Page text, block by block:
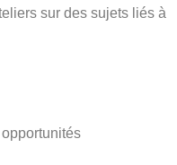
sur des sujets liés à